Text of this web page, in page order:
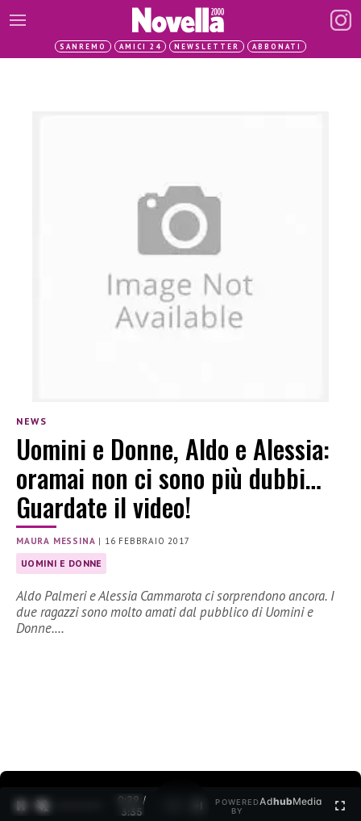
SANREMO AMICI 24 NEWSLETTER ABBONATI
NEWS
Uomini e Donne, Aldo e Alessia:
oramai non ci sono più dubbi…
Guardate il video!
MAURA MESSINA | 16 FEBBRAIO 2017
UOMINI E DONNE
Aldo Palmeri e Alessia Cammarota ci sorprendono ancora. I
due ragazzi sono molto amati dal pubblico di Uomini e
Donne.…
0:30 /
3:35
POWERED
BY
AdhubMedia